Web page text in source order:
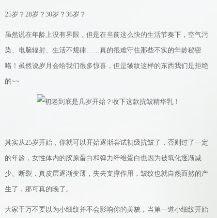
25岁？28岁？30岁？36岁？
虽然说在年龄上没有界限，但是在当前这么快的生活节奏下，空气污
染、电脑辐射、生活不规律……真的很难守住那些不实的年龄秘密
咯！虽然说岁月会给我们很多惊喜，但是皱纹这样的东西我们是拒绝
的~~
其实从25岁开始，你就可以开始逐渐尝试初级抗皱了，否则过了一定
的年龄，女性体内的胶原蛋白和弹力纤维蛋白也因为被氧化逐渐减
少、断裂，真皮层逐渐变薄，失去支撑作用，皱纹也就自然而然的产
生了，那可真的晚了。
大家千万不要以为小细纹并不会影响你的美貌，当第一道小细纹开始